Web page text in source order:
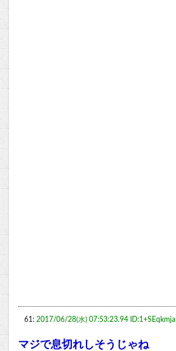
61: 2017/06/28(水) 07:53:23.94 ID:1+SEqkmja
マジで息切れしそうじゃね